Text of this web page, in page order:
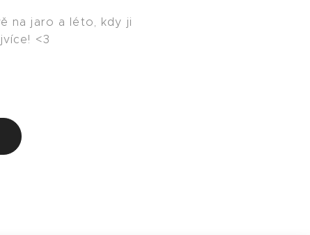
na jaro a léto, kdy ji
<3